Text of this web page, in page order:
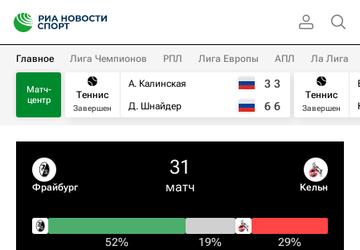
Главное Лига Чемпионов РПЛ Лига Европы АПЛ Ла Лига
Матч-
центр
Теннис
Завершен
А. Калинская
Д. Шнайдер
3 3
6 6
Теннис
Завершен
Фрайбург
31
матч Кельн
52% 19% 29%